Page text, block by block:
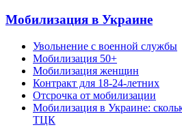
Мобилизация в Украине
Увольнение с военной службы
Мобилизация 50+
Мобилизация женщин
Контракт для 18-24-летних
Отсрочка от мобилизации
Мобилизация в Украине:
ТЦК